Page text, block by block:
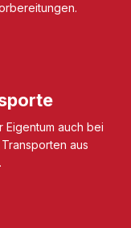
Eigentum auch bei
aus